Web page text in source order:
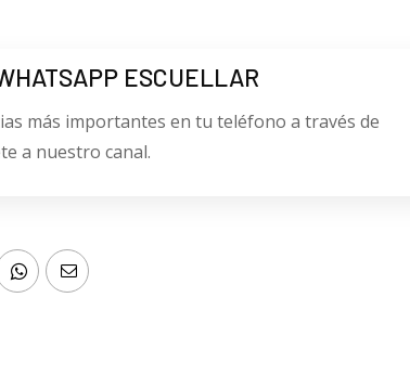
ESCUELLAR
más importantes en tu teléfono a través de
a nuestro canal.